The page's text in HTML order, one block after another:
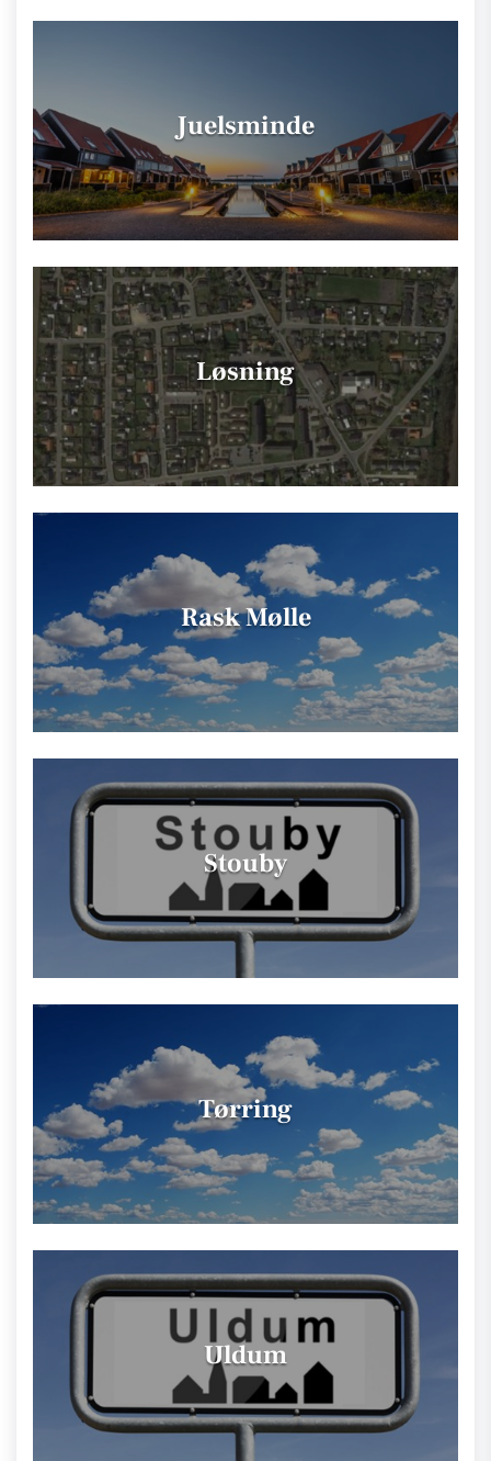
Juelsminde
Løsning
Rask Mølle
Stouby
Tørring
Uldum